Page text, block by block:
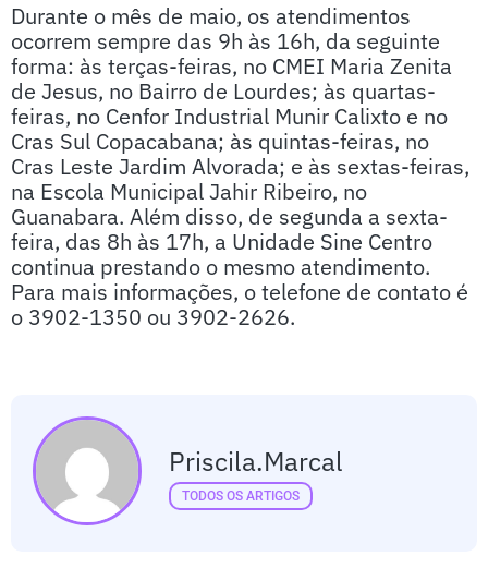
Durante o mês de maio, os atendimentos
ocorrem sempre das 9h às 16h, da seguinte
forma: às terças-feiras, no CMEI Maria Zenita
de Jesus, no Bairro de Lourdes; às quartas-
feiras, no Cenfor Industrial Munir Calixto e no
Cras Sul Copacabana; às quintas-feiras, no
Cras Leste Jardim Alvorada; e às sextas-feiras,
na Escola Municipal Jahir Ribeiro, no
Guanabara. Além disso, de segunda a sexta-
feira, das 8h às 17h, a Unidade Sine Centro
continua prestando o mesmo atendimento.
Para mais informações, o telefone de contato é
o 3902-1350 ou 3902-2626.
Priscila.marcal
TODOS OS ARTIGOS